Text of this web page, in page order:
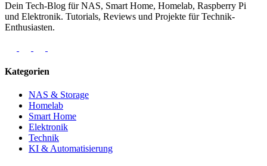
Dein Tech-Blog für NAS, Smart Home, Homelab, Raspberry Pi
und Elektronik. Tutorials, Reviews und Projekte für Technik-
Enthusiasten.
Kategorien
NAS & Storage
Homelab
Smart Home
Elektronik
Technik
KI & Automatisierung